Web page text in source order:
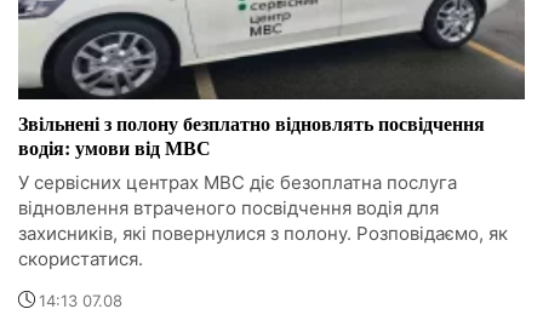
Звільнені з полону безплатно відновлять посвідчення
водія: умови від МВС
У сервісних центрах МВС діє безоплатна послуга
відновлення втраченого посвідчення водія для
захисників, які повернулися з полону. Розповідаємо, як
скористатися.
14:13 07.08